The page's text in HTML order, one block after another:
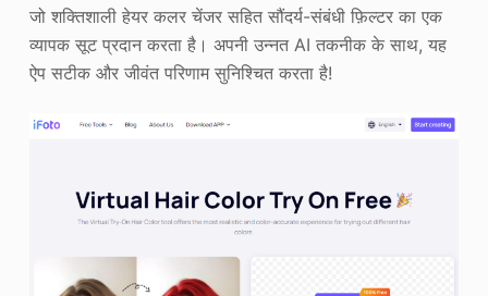
जो शक्तिशाली हेयर कलर चेंजर सहित सौंदर्य-संबंधी फ़िल्टर का एक
व्यापक सूट प्रदान करता है। अपनी उन्नत AI तकनीक के साथ, यह
ऐप सटीक और जीवंत परिणाम सुनिश्चित करता है!